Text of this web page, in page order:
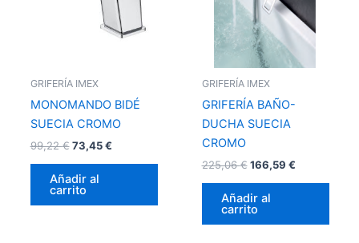
GRIFERÍA IMEX
MONOMANDO BIDÉ
SUECIA CROMO
99,22€ 73,45€
Añadir al
carrito
GRIFERÍA IMEX
GRIFERÍA BAÑO-
DUCHA SUECIA
CROMO
225,06€ 166,59 €
Añadir al
carrito